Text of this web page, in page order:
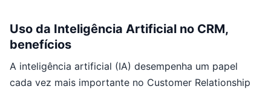
Uso da Inteligência Artificial no CRM,
benefícios
A inteligência artificial (IA) desempenha um papel
cada vez mais importante no Customer Relationship